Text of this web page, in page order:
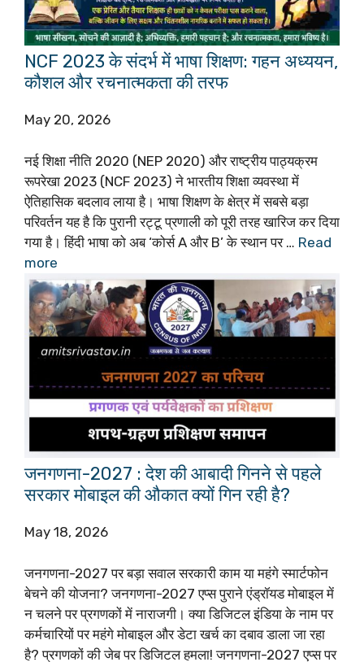
NCF 2023 के संदर्भ में भाषा शिक्षण: गहन अध्ययन,
कौशल और रचनात्मकता की तरफ
May 20, 2026
नई शिक्षा नीति 2020 (NEP 2020) और राष्ट्रीय पाठ्यक्रम
रूपरेखा 2023 (NCF 2023) ने भारतीय शिक्षा व्यवस्था में
ऐतिहासिक बदलाव लाया है। भाषा शिक्षण के क्षेत्र में सबसे बड़ा
परिवर्तन यह है कि पुरानी रट्टू प्रणाली को पूरी तरह खारिज कर दिया
गया है। हिंदी भाषा को अब ‘कोर्स A और B’ के स्थान पर … Read
more
जनगणना-2027 : देश की आबादी गिनने से पहले
सरकार मोबाइल की औकात क्यों गिन रही है?
May 18, 2026
जनगणना-2027 पर बड़ा सवाल सरकारी काम या महंगे स्मार्टफोन
बेचने की योजना? जनगणना-2027 एप्स पुराने एंड्रॉयड मोबाइल में
न चलने पर प्रगणकों में नाराजगी। क्या डिजिटल इंडिया के नाम पर
कर्मचारियों पर महंगे मोबाइल और डेटा खर्च का दबाव डाला जा रहा
है? प्रगणकों की जेब पर डिजिटल हमला! जनगणना-2027 एप्स पर